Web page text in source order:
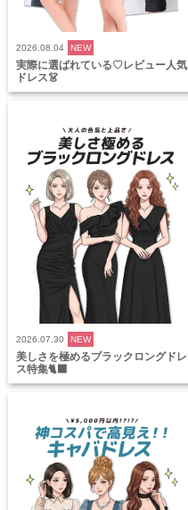
2026.08.04 NEW
実際に選ばれている♡レビュー人気
ドレス👗
2026.07.30 NEW
美しさを極めるブラックロングドレ
ス特集🐈‍⬛